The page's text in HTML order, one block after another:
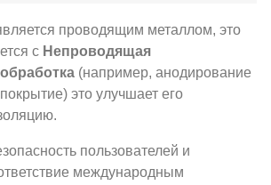
проводящим металлом, это
с Непроводящая
(например, анодирование
это улучшает его
пользователей и
международным